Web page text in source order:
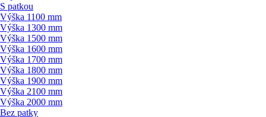
S patkou
Výška 1100 mm
Výška 1300 mm
Výška 1500 mm
Výška 1600 mm
Výška 1700 mm
Výška 1800 mm
Výška 1900 mm
Výška 2100 mm
Výška 2000 mm
Bez patky